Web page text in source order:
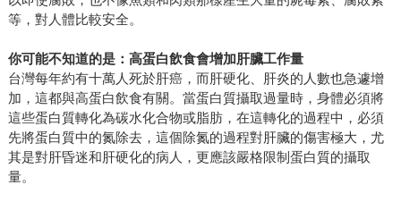
等，對人體比較安全。
你可能不知道的是：高蛋白飲食會增加肝臟工作量
台灣每年約有十萬人死於肝癌，而肝硬化、肝炎的人數也急遽增
加，這都與高蛋白飲食有關。當蛋白質攝取過量時，身體必須將
這些蛋白質轉化為碳水化合物或脂肪，在這轉化的過程中，必須
先將蛋白質中的氮除去，這個除氮的過程對肝臟的傷害極大，尤
其是對肝昏迷和肝硬化的病人，更應該嚴格限制蛋白質的攝取
量。